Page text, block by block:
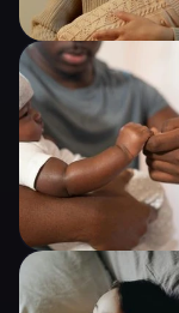
household
doi:10.1177/
https://doi.org/